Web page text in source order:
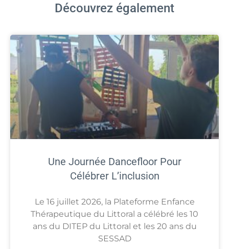
Découvrez également
Une Journée Dancefloor Pour
Célébrer L’inclusion
Le 16 juillet 2026, la Plateforme Enfance
Thérapeutique du Littoral a célébré les 10
ans du DITEP du Littoral et les 20 ans du
SESSAD